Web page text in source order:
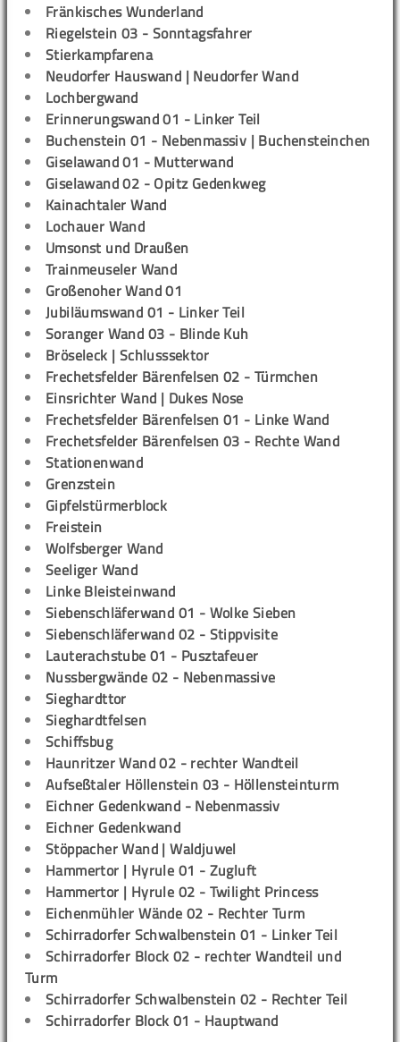
Fränkisches Wunderland
Riegelstein 03 - Sonntagsfahrer
Stierkampfarena
Neudorfer Hauswand | Neudorfer Wand
Lochbergwand
Erinnerungswand 01 - Linker Teil
Buchenstein 01 - Nebenmassiv | Buchensteinchen
Giselawand 01 - Mutterwand
Giselawand 02 - Opitz Gedenkweg
Kainachtaler Wand
Lochauer Wand
Umsonst und Draußen
Trainmeuseler Wand
Großenoher Wand 01
Jubiläumswand 01 - Linker Teil
Soranger Wand 03 - Blinde Kuh
Bröseleck | Schlusssektor
Frechetsfelder Bärenfelsen 02 - Türmchen
Einsrichter Wand | Dukes Nose
Frechetsfelder Bärenfelsen 01 - Linke Wand
Frechetsfelder Bärenfelsen 03 - Rechte Wand
Stationenwand
Grenzstein
Gipfelstürmerblock
Freistein
Wolfsberger Wand
Seeliger Wand
Linke Bleisteinwand
Siebenschläferwand 01 - Wolke Sieben
Siebenschläferwand 02 - Stippvisite
Lauterachstube 01 - Pusztafeuer
Nussbergwände 02 - Nebenmassive
Sieghardttor
Sieghardtfelsen
Schiffsbug
Haunritzer Wand 02 - rechter Wandteil
Aufseßtaler Höllenstein 03 - Höllensteinturm
Eichner Gedenkwand - Nebenmassiv
Eichner Gedenkwand
Stöppacher Wand | Waldjuwel
Hammertor | Hyrule 01 - Zugluft
Hammertor | Hyrule 02 - Twilight Princess
Eichenmühler Wände 02 - Rechter Turm
Schirradorfer Schwalbenstein 01 - Linker Teil
Schirradorfer Block 02 - rechter Wandteil und
Turm
Schirradorfer Schwalbenstein 02 - Rechter Teil
Schirradorfer Block 01 - Hauptwand